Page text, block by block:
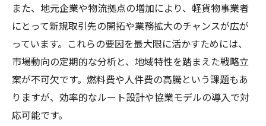
成功する軽貨物ネットワークの構築法
人口動態を活かした軽貨物拠点戦略の実際
松戸市発の軽貨物拠点運営ノウハウ紹介
燃料費高騰時代に強い軽貨物経営の極意
燃料費高騰に負けない軽貨物経営の工夫
軽貨物事業におけるコスト削減策の具体例
また、地元企業や物流拠点の増加により、軽貨物事業者
にとって新規取引先の開拓や業務拡大のチャンスが広が
っています。これらの要因を最大限に活かすためには、
市場動向の定期的な分析と、地域特性を踏まえた戦略立
案が不可欠です。燃料費や人件費の高騰という課題もあ
りますが、効率的なルート設計や協業モデルの導入で対
応可能です。